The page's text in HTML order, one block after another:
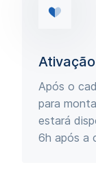
Ativação
Após o
para
estará
6h após a